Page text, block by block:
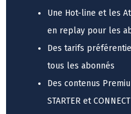
Une Hot-line et les
en replay pour les
Des tarifs
tous les abonnés
Des contenus
STARTER et CONNECT